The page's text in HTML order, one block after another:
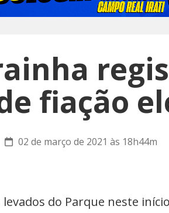
fiação
02 de março de 2021 às 18h44m
do Parque neste